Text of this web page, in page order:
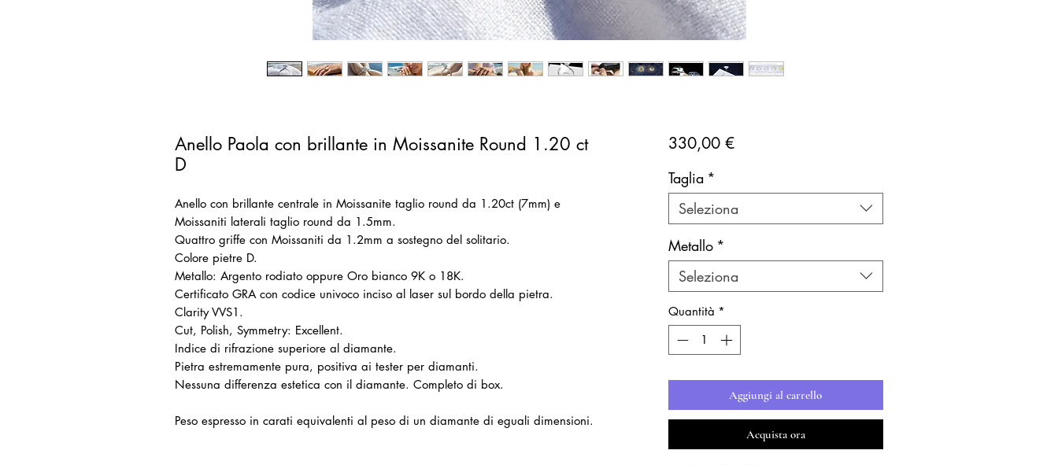
Anello Paola con brillante in Moissanite Round 1.20 ct
D
Anello con brillante centrale in Moissanite taglio round da 1.20ct (7mm) e
Moissaniti laterali taglio round da 1.5mm.
Quattro griffe con Moissaniti da 1.2mm a sostegno del solitario.
Colore pietre D.
Metallo: Argento rodiato oppure Oro bianco 9K o 18K.
Certificato GRA con codice univoco inciso al laser sul bordo della pietra.
Clarity VVS1.
Cut, Polish, Symmetry: Excellent.
Indice di rifrazione superiore al diamante.
Pietra estremamente pura, positiva ai tester per diamanti.
Nessuna differenza estetica con il diamante. Completo di box.
Peso espresso in carati equivalenti al peso di un diamante di eguali dimensioni.
330,00 €Prezzo
Taglia *
Seleziona
Metallo *
Seleziona
Quantità *
Aggiungi al carrello
Acquista ora